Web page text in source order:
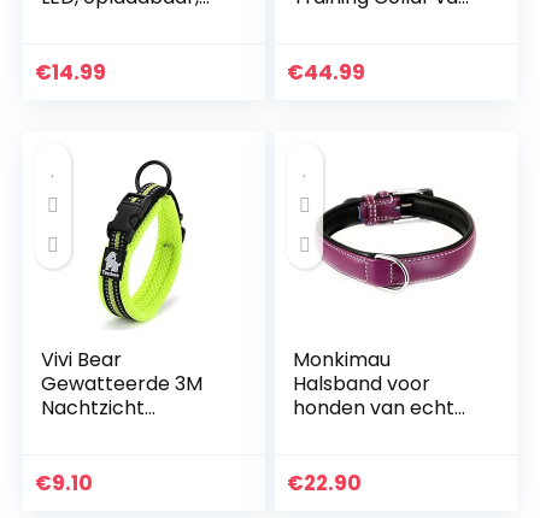
knipperlicht, Dog
Neck Loop (S,
€14.99 €44.99
Vivi Bear
Gewatteerde 3M
Nachtzicht
Ademend Mesh
€9.10
Monkimau
Halsband voor
honden van echt
42 cm
€22.90